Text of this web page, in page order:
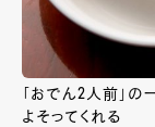
「おでん2人前」
よそってくれる